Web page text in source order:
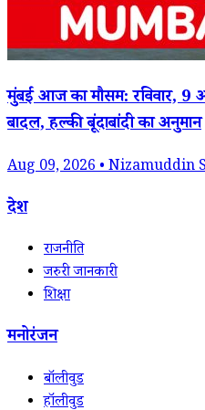
मुंबई आज का मौसम: रविवार, 9
बादल, हल्की बूंदाबांदी का अनुमान
Aug 09, 2026 • Nizamuddin
देश
राजनीति
जरुरी जानकारी
शिक्षा
मनोरंजन
बॉलीवुड
हॉलीवुड